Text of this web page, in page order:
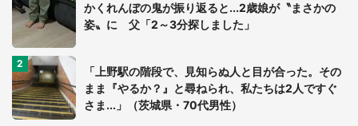
かくれんぼの鬼が振り返ると...2歳娘が〝まさかの
姿〟に 父「2～3分探しました」
「上野駅の階段で、見知らぬ人と目が合った。その
まま『やるか？』と尋ねられ、私たちは2人ですぐ
さま...」（茨城県・70代男性）